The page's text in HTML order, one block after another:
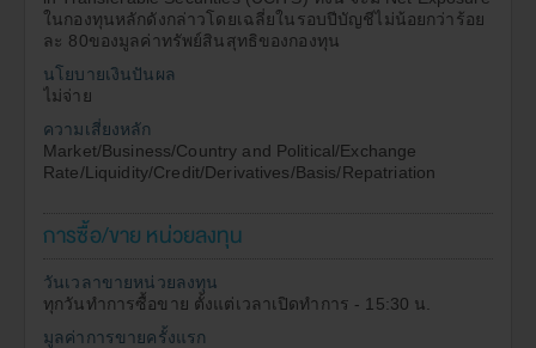
11.1 ผู้ลงทุนไม่สามารถนำหน่วยลงทุนของกองทุนไป
จำหน่าย โอน จำนำ หรือนำไปเป็นประกัน (เฉพาะ
กองทุนรวมเพื่อการเลี้ยงชีพและกองทุนรวมหุ้นระยะ
11.2 ผู้ถือหน่วยลงทุนจะไม่ได้รับสิทธิประโยชน์ทางภาษี
หากไม่ปฏิบัติตามเงื่อนไขการลงทุน และจะต้องคืน
สิทธิประโยชน์ทางภาษีที่เคยได้รับภายในกำหนด
เงื่อนไขการลงทุนในกองทุนรวมเพื่อการเลี้ยงชีพและ
รายละเอียดเพิ่มเติมและขอรับคู่มือภาษีที่บริษัท
จัดการหรือผู้ขายหน่วยลงทุน อนึ่ง ในการนำค่าซื้อ
หน่วยลงทุนไปขอยกเว้นภาษีเงินได้บุคคลธรรมดา ผู้
ในกองทุนหลักดังกล่าวโดยเฉลี่ยในรอบปีบัญชีไม่น้อยกว่าร้อย
ละ 80ของมูลค่าทรัพย์สินสุทธิของกองทุน
นโยบายเงินปันผล
ไม่จ่าย
ความเสี่ยงหลัก
Market/Business/Country and Political/Exchange
Rate/Liquidity/Credit/Derivatives/Basis/Repatriation
การซื้อ/ขาย หน่วยลงทุน
วันเวลาขายหน่วยลงทุน
ทุกวันทำการซื้อขาย ตั้งแต่เวลาเปิดทำการ - 15:30 น.
มูลค่าการขายครั้งแรก